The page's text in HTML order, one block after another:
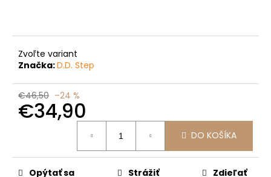
Zvoľte variant
Značka:D.D. Step
€46,50 –24 %
€34,90
DO KOŠÍKA
Opýtať sa Strážiť Zdieľať